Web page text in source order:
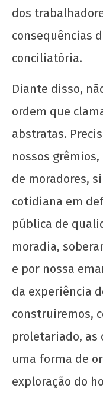
dos
consequências
conciliatória.
Diante disso,
ordem que
abstratas.
nossos grêmios,
de moradores,
cotidiana em
pública de
moradia,
e por nossa
da experiência
construiremos,
proletariado, as
uma forma de
exploração do